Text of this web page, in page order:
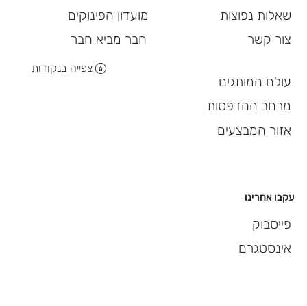
מועדון הפינוקים
חבר מביא חבר
צפייה בנקודות
עקבו אחרינו
פייסבוק
אינסטגרם
שאלות נפוצות
צור קשר
עולם המותגים
מרחב ההדפסות
אזור המבצעים